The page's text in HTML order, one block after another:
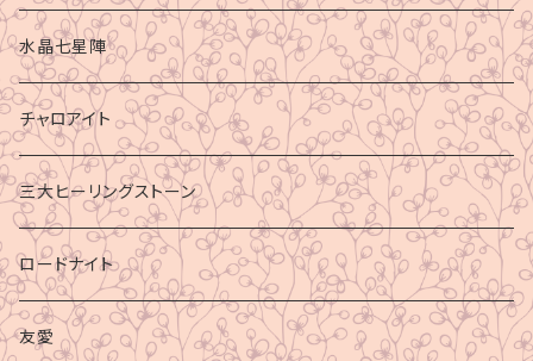
水晶七星陣
チャロアイト
三大ヒーリングストーン
ロードナイト
友愛